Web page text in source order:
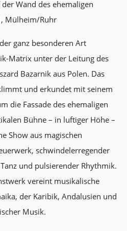
Wand des ehemaligen
Mülheim/Ruhr
ganz besonderen Art
Matrix unter der Leitung des
Bazarnik aus Polen. Das
und erkundet mit seinem
die Fassade des ehemaligen
Bühne – in luftiger Höhe –
Show aus magischen
schwindelerregender
und pulsierender Rhythmik.
vereint musikalische
der Karibik, Andalusien und
Musik.